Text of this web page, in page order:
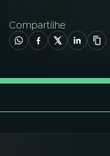
Compartilhe